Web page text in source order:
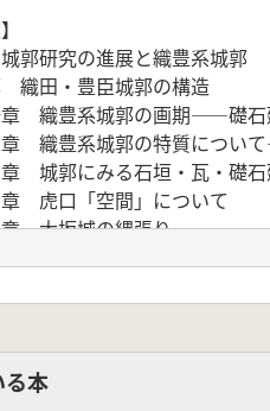
郭研究の進展と織豊系城郭
織田・豊臣城郭の構造
織豊系城郭の画期――礎石
織豊系城郭の特質につい
城郭にみる石垣・瓦・礎石
虎口「空間」について
大坂城の縄張り
伏見城と豊臣・徳川初期の
陣城と本支城体制
上平寺城跡の構造――特に元
る本